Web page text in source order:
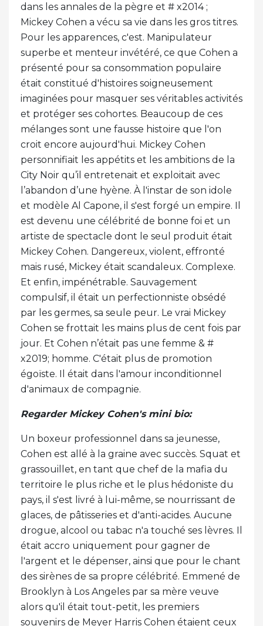
dans les annales de la pègre et # x2014 ;
Mickey Cohen a vécu sa vie dans les gros titres.
Pour les apparences, c'est. Manipulateur
superbe et menteur invétéré, ce que Cohen a
présenté pour sa consommation populaire
était constitué d'histoires soigneusement
imaginées pour masquer ses véritables activités
et protéger ses cohortes. Beaucoup de ces
mélanges sont une fausse histoire que l'on
croit encore aujourd'hui. Mickey Cohen
personnifiait les appétits et les ambitions de la
City Noir qu’il entretenait et exploitait avec
l’abandon d’une hyène. À l'instar de son idole
et modèle Al Capone, il s'est forgé un empire. Il
est devenu une célébrité de bonne foi et un
artiste de spectacle dont le seul produit était
Mickey Cohen. Dangereux, violent, effronté
mais rusé, Mickey était scandaleux. Complexe.
Et enfin, impénétrable. Sauvagement
compulsif, il était un perfectionniste obsédé
par les germes, sa seule peur. Le vrai Mickey
Cohen se frottait les mains plus de cent fois par
jour. Et Cohen n’était pas une femme & #
x2019; homme. C'était plus de promotion
égoïste. Il était dans l'amour inconditionnel
d'animaux de compagnie.
Regarder Mickey Cohen's mini bio:
Un boxeur professionnel dans sa jeunesse,
Cohen est allé à la graine avec succès. Squat et
grassouillet, en tant que chef de la mafia du
territoire le plus riche et le plus hédoniste du
pays, il s'est livré à lui-même, se nourrissant de
glaces, de pâtisseries et d'anti-acides. Aucune
drogue, alcool ou tabac n'a touché ses lèvres. Il
était accro uniquement pour gagner de
l'argent et le dépenser, ainsi que pour le chant
des sirènes de sa propre célébrité. Emmené de
Brooklyn à Los Angeles par sa mère veuve
alors qu'il était tout-petit, les premiers
souvenirs de Meyer Harris Cohen étaient ceux